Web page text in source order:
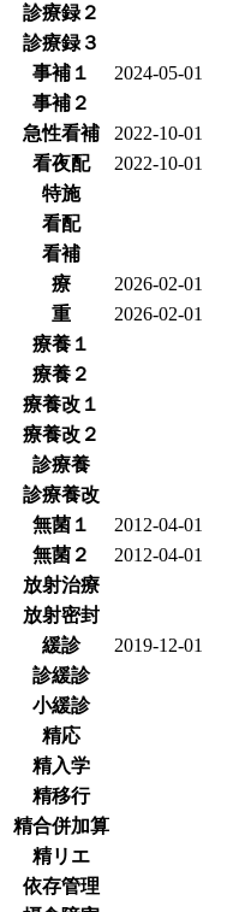
診療録２
診療録３
事補１
2024-05-01
事補２
急性看補
2022-10-01
看夜配
2022-10-01
特施
看配
看補
療
2026-02-01
重
2026-02-01
療養１
療養２
療養改１
療養改２
診療養
診療養改
無菌１
2012-04-01
無菌２
2012-04-01
放射治療
放射密封
緩診
2019-12-01
診緩診
小緩診
精応
精入学
精移行
精合併加算
精リエ
依存管理